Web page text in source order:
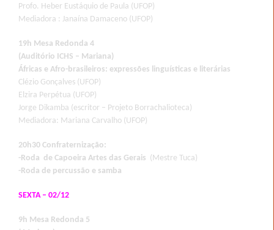
Profo. Heber Eustáquio de Paula (UFOP)
Mediadora : Janaína Damaceno (UFOP)
19h Mesa Redonda 4
(Auditório ICHS – Mariana)
Áfricas e Afro-brasileiros: expressões linguísticas e literárias
Clézio Gonçalves (UFOP)
Elzira Perpétua (UFOP)
Jorge Dikamba (escritor – Projeto Borrachalioteca)
Mediadora: Mariana Carvalho (UFOP)
20h30 Confraternização:
-Roda de Capoeira Artes das Gerais (Mestre Tuca)
-Roda de percussão e samba
SEXTA – 02/12
9h Mesa Redonda 5